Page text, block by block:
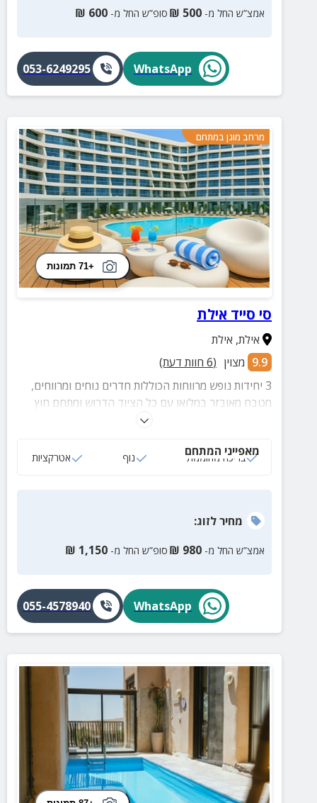
אמצ”ש החל מ- 500
₪ סופ”ש החל מ- 600
₪
WhatsApp
053-6249295
מרחב מוגן במתחם
+71 תמונות
סי סייד אילת
אילת, אילת
9.9 מצוין (
6 חוות דעת)
3 יחידות נופש מרווחות הכוללות חדרים נוחים ומרווחים,
מטבח מאובזר במלואו עם כל הציוד הדרוש ומתחם חוץ
משותף עם בריכה מחוממת, מיטות שיזוף ופינות ישיבה
מאפייני המתחם
בריכה מחוממת נוף אטרקציות
מחירלזוג:
אמצ”ש החל מ- 980
₪ סופ”ש החל מ- 1,150
₪
WhatsApp
055-4578940